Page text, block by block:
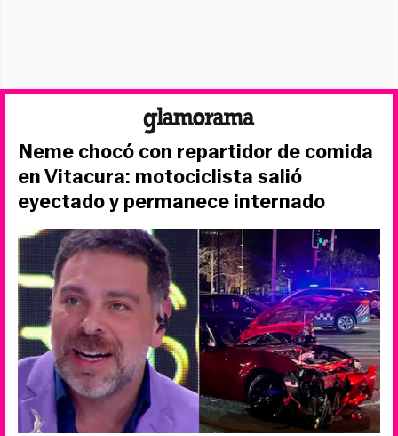
Neme chocó con repartidor de comida
en Vitacura: motociclista salió
eyectado y permanece internado